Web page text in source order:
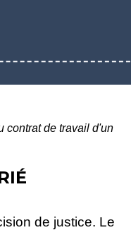
contrat de travail d'un
de justice. Le